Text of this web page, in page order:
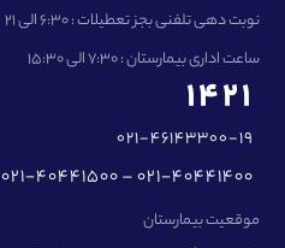
نوبت دهی تلفنی بجز تعطیلات : 6:30 الی 21
ساعت اداری بیمارستان : 7:30 الی 15:30
1421
021-46143300-19
021-40441500 – 021-40441400
موقعیت بیمارستان